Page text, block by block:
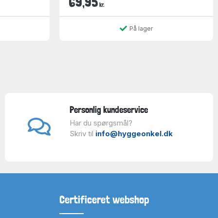
kr.
På lager
Personlig kundeservice
Har du spørgsmål?
Skriv til info@hyggeonkel.dk
Certificeret webshop